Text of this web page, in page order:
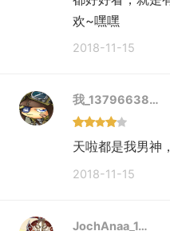
欢~嘿嘿
2018-11-15
我_13796638…
天啦都是我男神
2018-11-15
JochAnaa_1…